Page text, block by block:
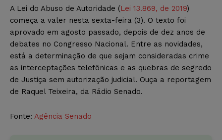
A Lei do Abuso de Autoridade (Lei 13.869, de 2019)
começa a valer nesta sexta-feira (3). O texto foi
aprovado em agosto passado, depois de dez anos de
debates no Congresso Nacional. Entre as novidades,
está a determinação de que sejam consideradas crime
as interceptações telefônicas e as quebras de segredo
de Justiça sem autorização judicial. Ouça a reportagem
de Raquel Teixeira, da Rádio Senado.
Fonte: Agência Senado